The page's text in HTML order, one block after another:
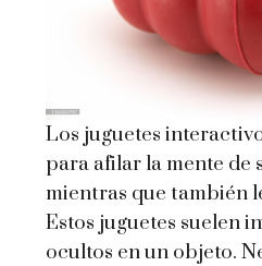
Los juguetes
para afilar la mente de
mientras que también
Estos juguetes suelen
ocultos en un objeto.